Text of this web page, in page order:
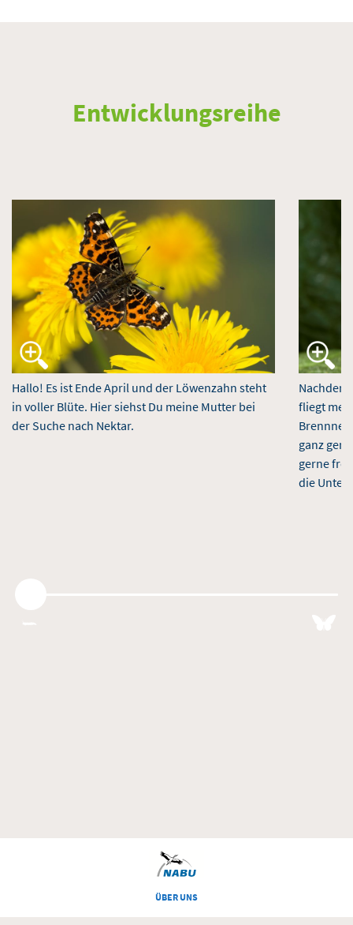
Entwicklungsreihe
Hallo! Es ist Ende April und der Löwenzahn steht
in voller Blüte. Hier siehst Du meine Mutter bei
der Suche nach Nektar.
Nachdem
fliegt
ganz
gerne
die
ÜBER UNS